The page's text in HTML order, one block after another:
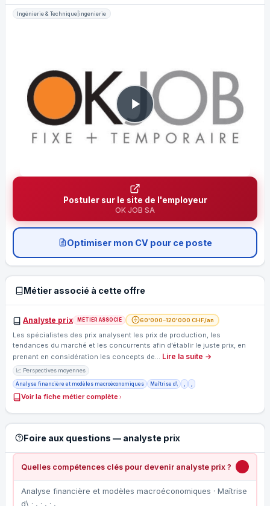
Ingénierie & Technique|ingenierie
Postuler sur le site de l'employeur
OK JOB SA
Optimiser mon CV pour ce poste
Métier associé à cette offre
Analyste prix MÉTIER ASSOCIÉ 60'000–120'000 CHF/an
Les spécialistes des prix analysent les prix de production, les
tendances du marché et les concurrents afin d’établir le juste prix, en
prenant en considération les concepts de… Lire la suite →
📈 Perspectives moyennes
Analyse financière et modèles macroéconomiques Maîtrise d\ , ,
Voir la fiche métier complète
Foire aux questions — analyste prix
Quelles compétences clés pour devenir analyste prix ?
Analyse financière et modèles macroéconomiques · Maîtrise
d\ · , · , · ,